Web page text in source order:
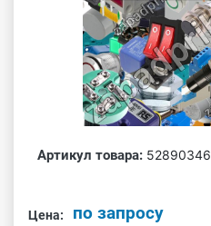
Артикул товара: 52890346
Цена: по запросу